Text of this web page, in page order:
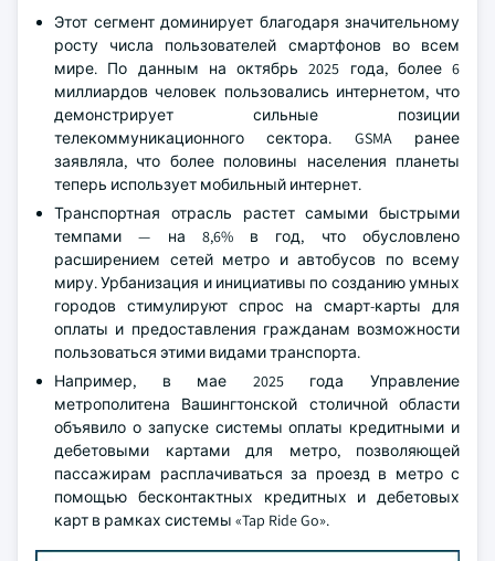
Этот сегмент доминирует благодаря значительному
росту числа пользователей смартфонов во всем
мире. По данным на октябрь 2025 года, более 6
миллиардов человек пользовались интернетом, что
демонстрирует сильные позиции
телекоммуникационного сектора. GSMA ранее
заявляла, что более половины населения планеты
теперь использует мобильный интернет.
Транспортная отрасль растет самыми быстрыми
темпами — на 8,6% в год, что обусловлено
расширением сетей метро и автобусов по всему
миру. Урбанизация и инициативы по созданию умных
городов стимулируют спрос на смарт-карты для
оплаты и предоставления гражданам возможности
пользоваться этими видами транспорта.
Например, в мае 2025 года Управление
метрополитена Вашингтонской столичной области
объявило о запуске системы оплаты кредитными и
дебетовыми картами для метро, позволяющей
пассажирам расплачиваться за проезд в метро с
помощью бесконтактных кредитных и дебетовых
карт в рамках системы «Tap Ride Go».